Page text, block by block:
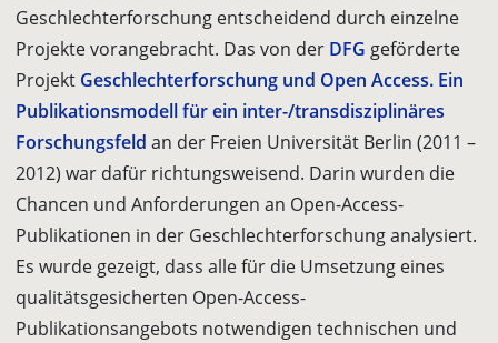
Geschlechterforschung entschei­dend durch einzelne
Projekte vorangebracht. Das von der DFG geförderte
Pro­jekt Geschlechterforschung und Open Access. Ein
Publikationsmodell für ein inter-/transdisziplinäres
Forschungsfeld an der Freien Universität Berlin (2011 –
2012) war dafür richtungsweisend. Darin wurden die
Chancen und Anforde­rungen an Open-Access-
Publikationen in der Geschlechterforschung analysiert.
Es wurde gezeigt, dass alle für die Umsetzung eines
qualitätsgesicherten Open-Access-
Publikationsangebots notwendigen technischen und